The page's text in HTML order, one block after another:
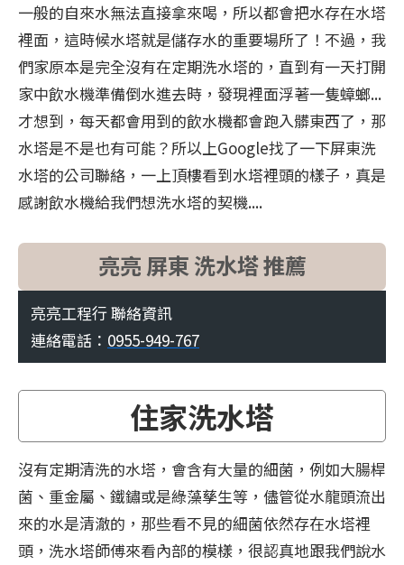
一般的自來水無法直接拿來喝，所以都會把水存在水塔
裡面，這時候水塔就是儲存水的重要場所了！不過，我
們家原本是完全沒有在定期洗水塔的，直到有一天打開
家中飲水機準備倒水進去時，發現裡面浮著一隻蟑螂...
才想到，每天都會用到的飲水機都會跑入髒東西了，那
水塔是不是也有可能？所以上Google找了一下屏東洗
水塔的公司聯絡，一上頂樓看到水塔裡頭的樣子，真是
感謝飲水機給我們想洗水塔的契機....
亮亮 屏東 洗水塔 推薦
亮亮工程行 聯絡資訊
連絡電話： 0955-949-767
住家洗水塔
沒有定期清洗的水塔，會含有大量的細菌，例如大腸桿
菌、重金屬、鐵鏽或是綠藻孳生等，儘管從水龍頭流出
來的水是清澈的，那些看不見的細菌依然存在水塔裡
頭，洗水塔師傅來看內部的模樣，很認真地跟我們說水